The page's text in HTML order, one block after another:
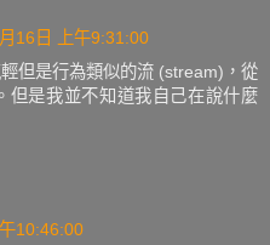
16日 上午9:31:00
但是行為類似的流 (stream)，從
但是我並不知道我自己在說什麼
10:46:00